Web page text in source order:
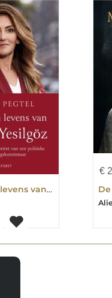
De negen levens van Dilan Yesilgöz
€